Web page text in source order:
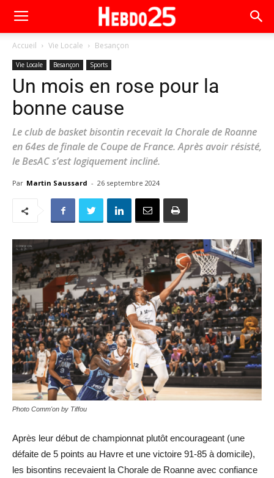
Accueil Vie Locale Besançon
Vie Locale Besançon Sports
Un mois en rose pour la
bonne cause
Le club de basket bisontin recevait la Chorale de Roanne
en 64es de finale de Coupe de France. Après avoir résisté,
le BesAC s’est logiquement incliné.
Par Martin Saussard - 26 septembre 2024
Photo Comm'on by Tiffou
Après leur début de championnat plutôt encourageant (une
défaite de 5 points au Havre et une victoire 91-85 à domicile),
les bisontins recevaient la Chorale de Roanne avec confiance